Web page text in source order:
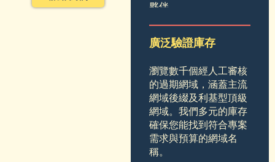
夥伴。
廣泛驗證庫存
瀏覽數千個經人工審核
的過期網域，涵蓋主流
網域後綴及利基型頂級
網域。我們多元的庫存
確保您能找到符合專案
需求與預算的網域名
稱。